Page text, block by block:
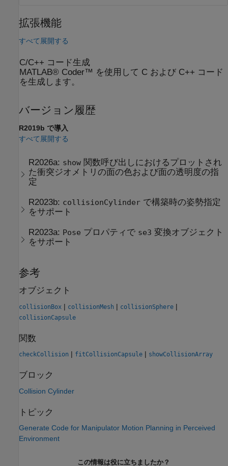
拡張機能
すべて展開する
C/C++ コード生成
MATLAB® Coder™ を使用して C および C++ コード
を生成します。
バージョン履歴
R2019b で導入
すべて展開する
R2026a: show 関数呼び出しにおけるプロットされ
た衝突ジオメトリの面の色および面の透明度の指
定
R2023b: collisionCylinder で構築時の姿勢指定
をサポート
R2023a: Pose プロパティで se3 変換オブジェクト
をサポート
参考
オブジェクト
collisionBox | collisionMesh | collisionSphere |
collisionCapsule
関数
checkCollision | fitCollisionCapsule | showCollisionArray
ブロック
Collision Cylinder
トピック
Generate Code for Manipulator Motion Planning in Perceived
Environment
この情報は役に立ちましたか？